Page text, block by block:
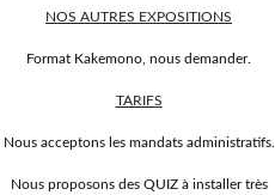
NOS AUTRES EXPOSITIONS
Format Kakemono, nous demander.
TARIFS
Nous acceptons les mandats administratifs.
Nous proposons des QUIZ à installer très